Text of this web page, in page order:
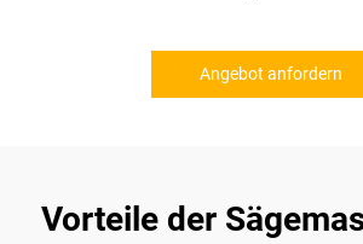
Angebot anfordern
Vorteile der